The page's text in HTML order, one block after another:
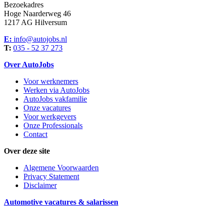
Bezoekadres
Hoge Naarderweg 46
1217 AG Hilversum
E: info@autojobs.nl
T: 035 - 52 37 273
Over AutoJobs
Voor werknemers
Werken via AutoJobs
AutoJobs vakfamilie
Onze vacatures
Voor werkgevers
Onze Professionals
Contact
Over deze site
Algemene Voorwaarden
Privacy Statement
Disclaimer
Automotive vacatures & salarissen